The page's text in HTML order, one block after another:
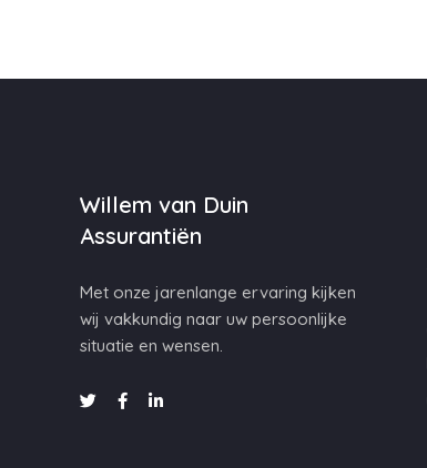
Willem van Duin
Assurantiën
Met onze jarenlange ervaring kijken
wij vakkundig naar uw persoonlijke
situatie en wensen.